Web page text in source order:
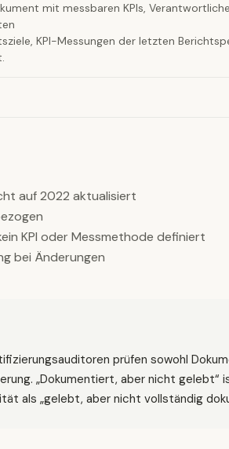
mit messbaren KPIs,
KPI-Messungen der letzten
auf 2022 aktualisiert
KPI oder Messmethode definiert
bei Änderungen
prüfen sowohl
„Dokumentiert, aber nicht gelebt“
als „gelebt, aber nicht vollständig